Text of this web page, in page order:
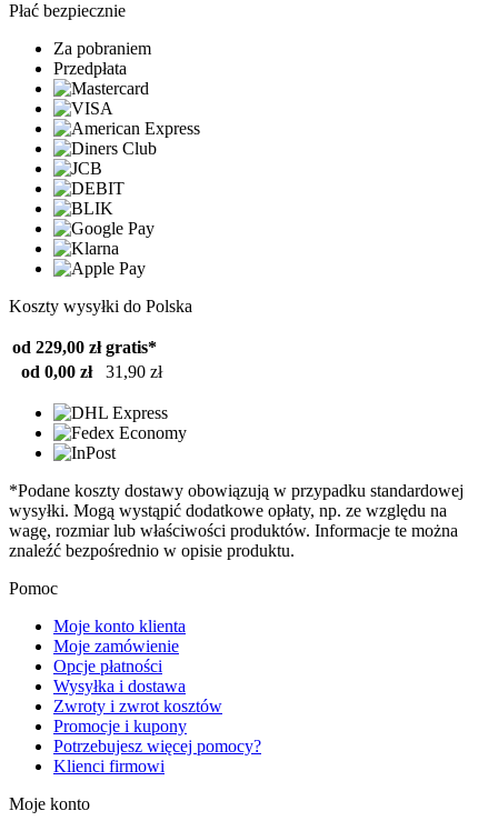
Płać bezpiecznie
Za pobraniem
Przedpłata
Koszty wysyłki do Polska
od 229,00 zł gratis*
od 0,00 zł
31,90 zł
*Podane koszty dostawy obowiązują w przypadku standardowej
wysyłki. Mogą wystąpić dodatkowe opłaty, np. ze względu na
wagę, rozmiar lub właściwości produktów. Informacje te można
znaleźć bezpośrednio w opisie produktu.
Pomoc
Moje konto klienta
Moje zamówienie
Opcje płatności
Wysyłka i dostawa
Zwroty i zwrot kosztów
Promocje i kupony
Potrzebujesz więcej pomocy?
Klienci firmowi
Moje konto